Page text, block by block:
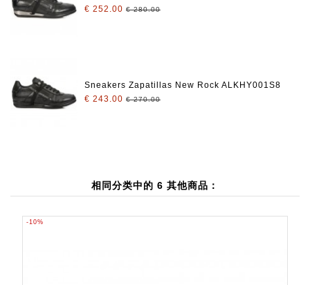
€ 252.00 € 280.00
Sneakers Zapatillas New Rock ALKHY001S8
€ 243.00 € 270.00
相同分类中的 6 其他商品：
-10%